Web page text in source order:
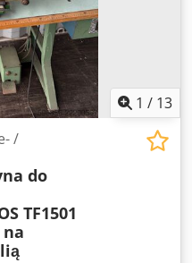
1 / 13
/
do
TF1501
na